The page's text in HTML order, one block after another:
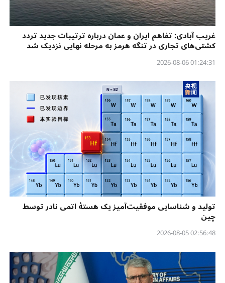
غریب آبادی: تفاهم ایران و عمان درباره ترتیبات جدید تردد
کشتی‌های تجاری در تنگه هرمز به مرحله نهایی نزدیک شد
01:24:31 2026-08-06
تولید و شناسایی موفقیت‌آمیز یک هستهٔ اتمی نادر توسط
چین
02:56:48 2026-08-05